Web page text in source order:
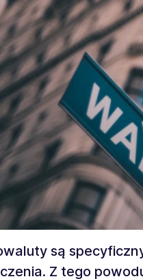
są
Z tego